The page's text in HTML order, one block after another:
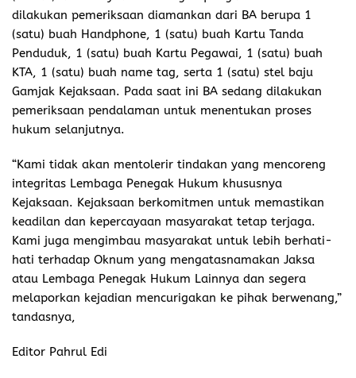
dilakukan pemeriksaan diamankan dari BA berupa 1
(satu) buah Handphone, 1 (satu) buah Kartu Tanda
Penduduk, 1 (satu) buah Kartu Pegawai, 1 (satu) buah
KTA, 1 (satu) buah name tag, serta 1 (satu) stel baju
Gamjak Kejaksaan. Pada saat ini BA sedang dilakukan
pemeriksaan pendalaman untuk menentukan proses
hukum selanjutnya.
“Kami tidak akan mentolerir tindakan yang mencoreng
integritas Lembaga Penegak Hukum khususnya
Kejaksaan. Kejaksaan berkomitmen untuk memastikan
keadilan dan kepercayaan masyarakat tetap terjaga.
Kami juga mengimbau masyarakat untuk lebih berhati-
hati terhadap Oknum yang mengatasnamakan Jaksa
atau Lembaga Penegak Hukum Lainnya dan segera
melaporkan kejadian mencurigakan ke pihak berwenang,”
tandasnya,
Editor Pahrul Edi